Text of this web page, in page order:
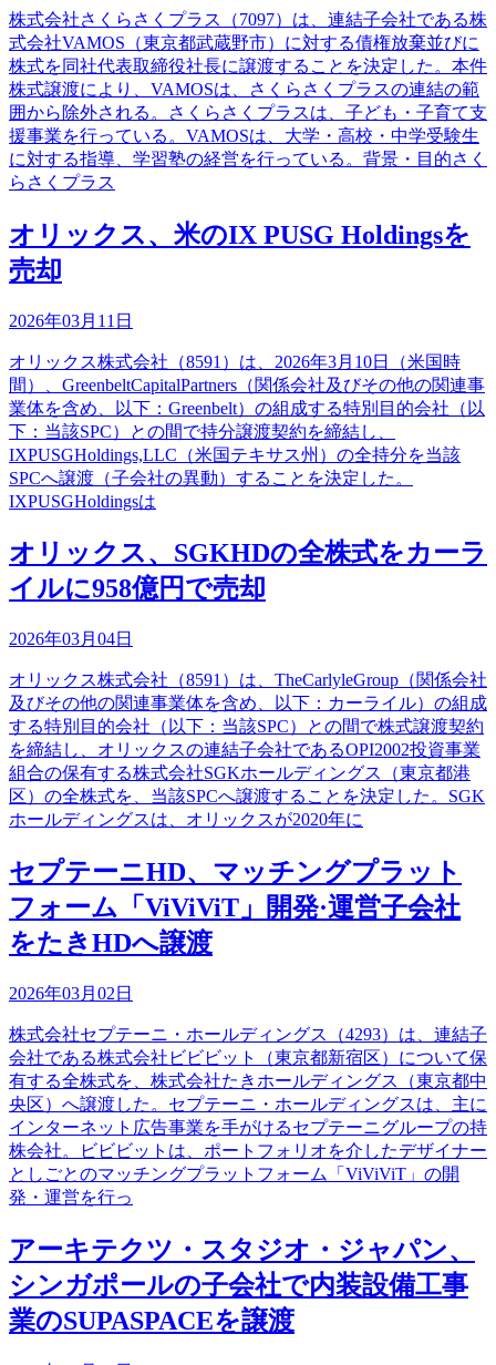
株式会社さくらさくプラス（7097）は、連結子会社である株
式会社VAMOS（東京都武蔵野市）に対する債権放棄並びに
株式を同社代表取締役社長に譲渡することを決定した。本件
株式譲渡により、VAMOSは、さくらさくプラスの連結の範
囲から除外される。さくらさくプラスは、子ども・子育て支
援事業を行っている。VAMOSは、大学・高校・中学受験生
に対する指導、学習塾の経営を行っている。背景・目的さく
らさくプラス
オリックス、米のIX PUSG Holdingsを
売却
2026年03月11日
オリックス株式会社（8591）は、2026年3月10日（米国時
間）、GreenbeltCapitalPartners（関係会社及びその他の関連事
業体を含め、以下：Greenbelt）の組成する特別目的会社（以
下：当該SPC）との間で持分譲渡契約を締結し、
IXPUSGHoldings,LLC（米国テキサス州）の全持分を当該
SPCへ譲渡（子会社の異動）することを決定した。
IXPUSGHoldingsは
オリックス、SGKHDの全株式をカーラ
イルに958億円で売却
2026年03月04日
オリックス株式会社（8591）は、TheCarlyleGroup（関係会社
及びその他の関連事業体を含め、以下：カーライル）の組成
する特別目的会社（以下：当該SPC）との間で株式譲渡契約
を締結し、オリックスの連結子会社であるOPI2002投資事業
組合の保有する株式会社SGKホールディングス（東京都港
区）の全株式を、当該SPCへ譲渡することを決定した。SGK
ホールディングスは、オリックスが2020年に
セプテーニHD、マッチングプラット
フォーム「ViViViT」開発·運営子会社
をたきHDへ譲渡
2026年03月02日
株式会社セプテーニ・ホールディングス（4293）は、連結子
会社である株式会社ビビビット（東京都新宿区）について保
有する全株式を、株式会社たきホールディングス（東京都中
央区）へ譲渡した。セプテーニ・ホールディングスは、主に
インターネット広告事業を手がけるセプテーニグループの持
株会社。ビビビットは、ポートフォリオを介したデザイナー
としごとのマッチングプラットフォーム「ViViViT」の開
発・運営を行っ
アーキテクツ・スタジオ・ジャパン、
シンガポールの子会社で内装設備工事
業のSUPASPACEを譲渡